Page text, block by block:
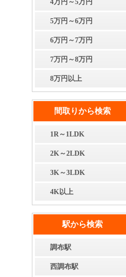
4万円～5万円
5万円～6万円
6万円～7万円
7万円～8万円
8万円以上
間取りから検索
1R～1LDK
2K～2LDK
3K～3LDK
4K以上
駅から検索
調布駅
西調布駅